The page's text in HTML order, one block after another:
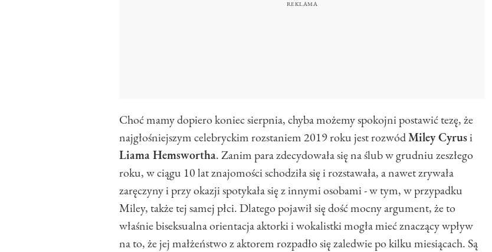
Choć mamy dopiero koniec sierpnia, chyba możemy spokojni postawić tezę, że
najgłośniejszym celebryckim rozstaniem 2019 roku jest rozwódMiley Cyrusi
Liama Hemswortha. Zanim para zdecydowała się na ślub w grudniu zeszłego
roku, w ciągu 10 lat znajomości schodziła się i rozstawała, a nawet zrywała
zaręczyny i przy okazji spotykała się z innymi osobami - w tym, w przypadku
Miley, także tej samej płci. Dlatego pojawił się dość mocny argument, że to
właśnie biseksualna orientacja aktorki i wokalistki mogła mieć znaczący wpływ
na to, że jej małżeństwo z aktorem rozpadło się zaledwie po kilku miesiącach. Są